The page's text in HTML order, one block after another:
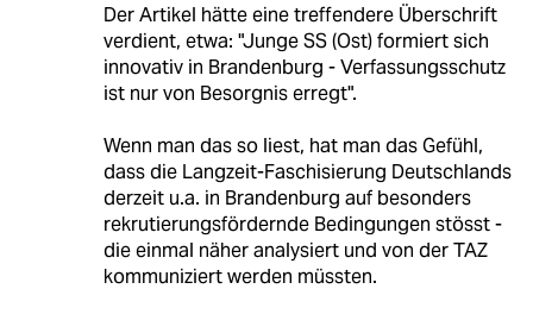
Der Artikel hätte eine treffendere Überschrift
verdient, etwa: "Junge SS (Ost) formiert sich
innovativ in Brandenburg - Verfassungsschutz
ist nur von Besorgnis erregt".
Wenn man das so liest, hat man das Gefühl,
dass die Langzeit-Faschisierung Deutschlands
derzeit u.a. in Brandenburg auf besonders
rekrutierungsfördernde Bedingungen stösst -
die einmal näher analysiert und von der TAZ
kommuniziert werden müssten.